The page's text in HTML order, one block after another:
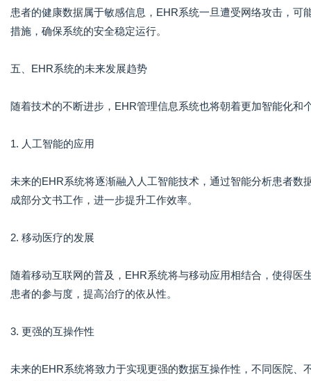
患者的健康数据属于敏感信息，EHR系统一旦遭受网络攻击，
措施，确保系统的安全稳定运行。
五、EHR系统的未来发展趋势
随着技术的不断进步，EHR管理信息系统也将朝着更加智能化和
1. 人工智能的应用
未来的EHR系统将逐渐融入人工智能技术，通过智能分析患者
成部分文书工作，进一步提升工作效率。
2. 移动医疗的发展
随着移动互联网的普及，EHR系统将与移动应用相结合，使得
患者的参与度，提高治疗的依从性。
3. 更强的互操作性
未来的EHR系统将致力于实现更强的数据互操作性，不同医院